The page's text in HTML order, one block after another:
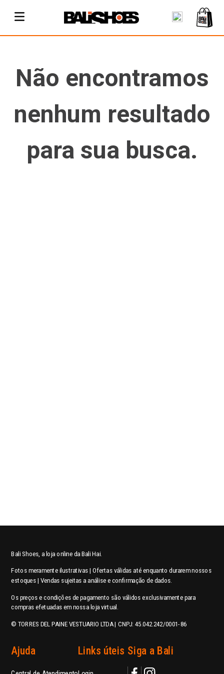
Não encontramos
nenhum resultado
para sua busca.
Bali Shoes, a loja online da Bali Hai.
Fotos meramente ilustrativas | Ofertas válidas até enquanto durarem nossos
estoques | Vendas sujeitas a análise e confirmação de dados.
Os preços e condições de pagamento são válidos exclusivamente para
compras efetuadas em nossa loja virtual.
© TORRES DEL PAINE VESTUARIO LTDA | CNPJ: 45.042.242/0001-86
Ajuda Links úteis Siga a Bali